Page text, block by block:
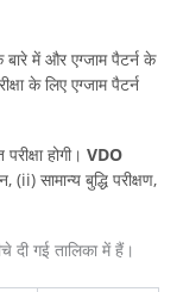
में और एग्जाम पैटर्न के
के लिए एग्जाम पैटर्न
होगी। VDO
सामान्य बुद्धि परीक्षण,
गई तालिका में हैं।